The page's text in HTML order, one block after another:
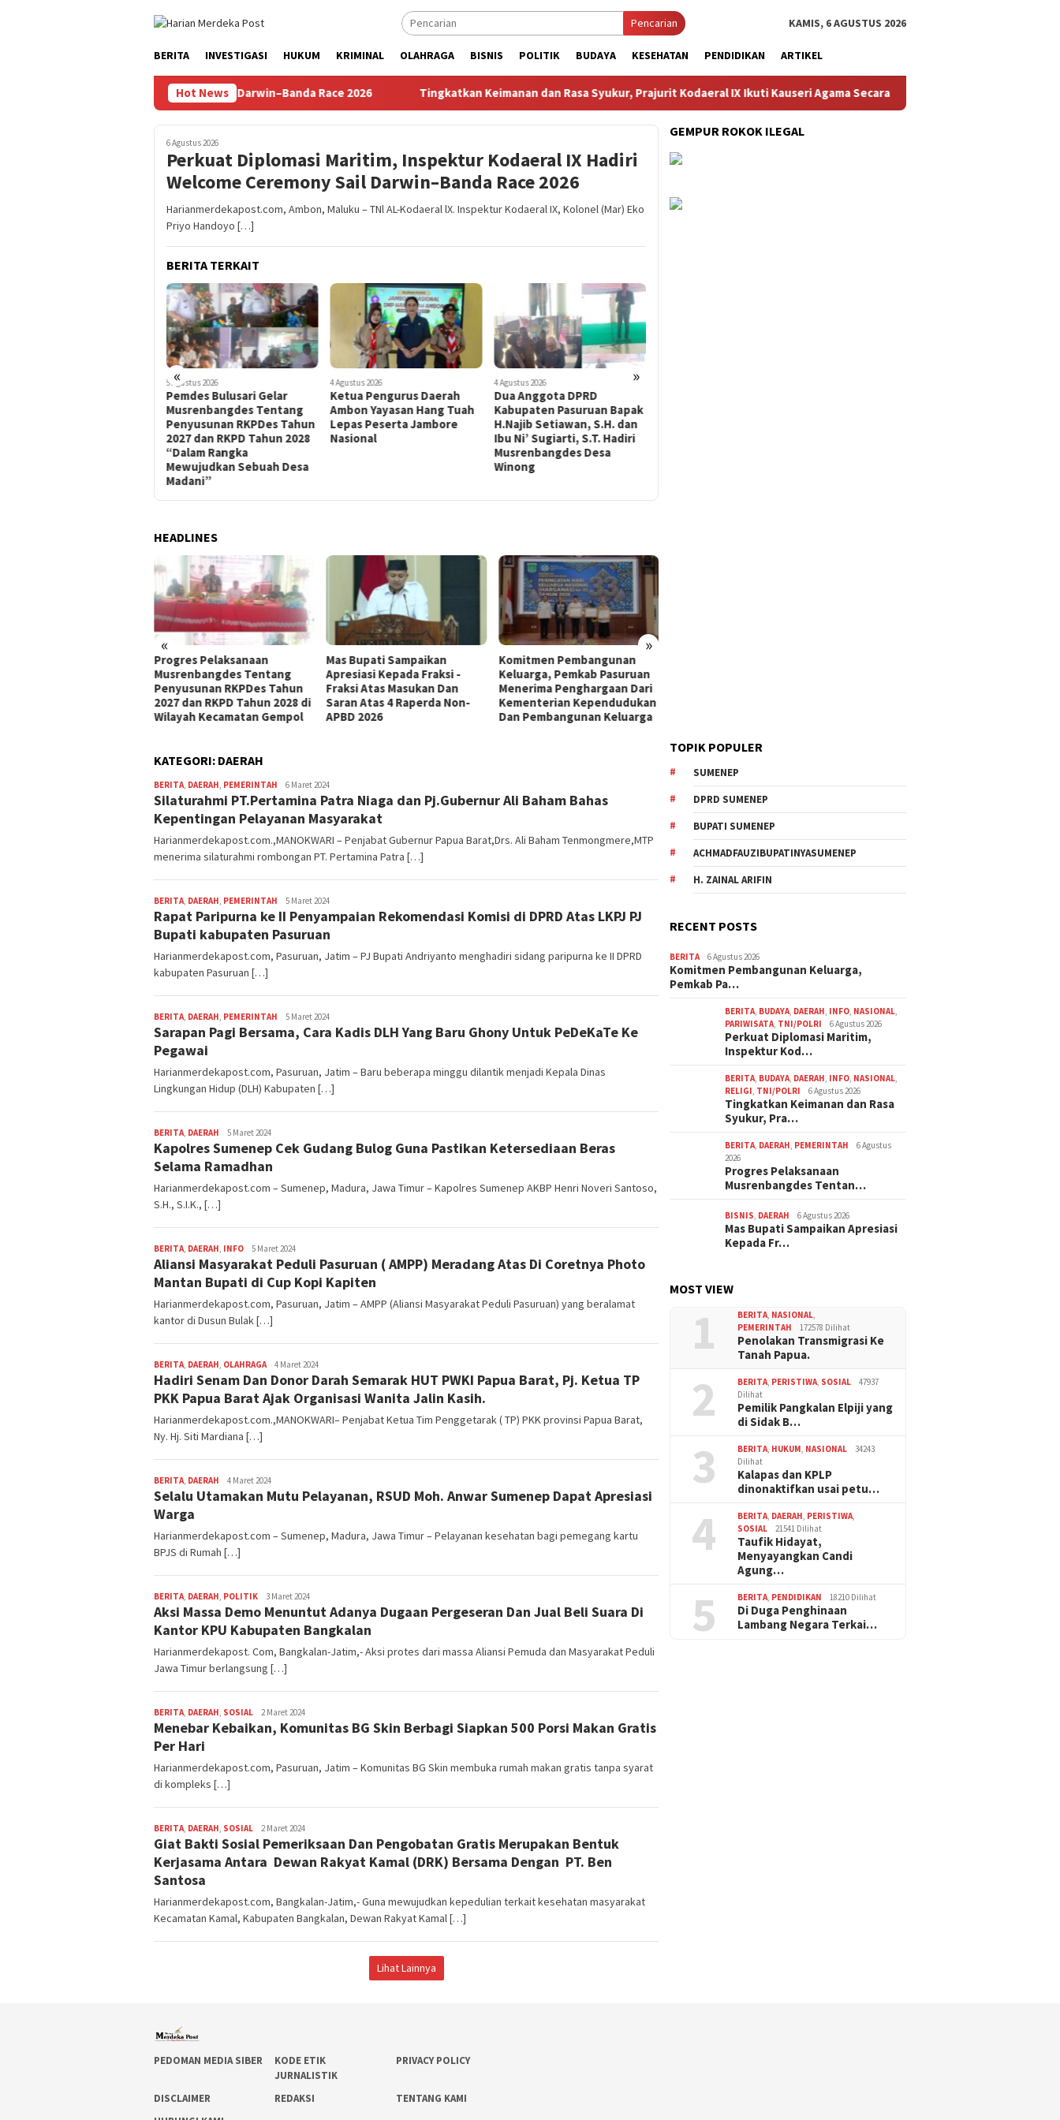
Pencarian KAMIS, 6 AGUSTUS 2026
BERITA INVESTIGASI HUKUM KRIMINAL OLAHRAGA BISNIS POLITIK BUDAYA KESEHATAN PENDIDIKAN ARTIKEL
Hot News
Welcome Ceremony Sail Darwin–Banda Race 2026 Tingkatkan Keimanan dan Rasa Syukur, Prajurit Kodaeral IX Ikuti Kauseri Agama Secara Virtual
6 Agustus 2026
Perkuat Diplomasi Maritim, Inspektur Kodaeral IX Hadiri
Welcome Ceremony Sail Darwin–Banda Race 2026
Harianmerdekapost.com, Ambon, Maluku – TNl AL-Kodaeral lX. Inspektur Kodaeral IX, Kolonel (Mar) Eko
Priyo Handoyo […]
BERITA TERKAIT
« »
5 Agustus 2026
Pemdes Bulusari Gelar
Musrenbangdes Tentang
Penyusunan RKPDes Tahun
2027 dan RKPD Tahun 2028
“Dalam Rangka
Mewujudkan Sebuah Desa
Madani”
4 Agustus 2026
Ketua Pengurus Daerah
Ambon Yayasan Hang Tuah
Lepas Peserta Jambore
Nasional
4 Agustus 2026
Dua Anggota DPRD
Kabupaten Pasuruan Bapak
H.Najib Setiawan, S.H. dan
Ibu Ni’ Sugiarti, S.T. Hadiri
Musrenbangdes Desa
Winong
HEADLINES
« »
Progres Pelaksanaan
Musrenbangdes Tentang
Penyusunan RKPDes Tahun
2027 dan RKPD Tahun 2028 di
Wilayah Kecamatan Gempol
Mas Bupati Sampaikan
Apresiasi Kepada Fraksi -
Fraksi Atas Masukan Dan
Saran Atas 4 Raperda Non-
APBD 2026
Komitmen Pembangunan
Keluarga, Pemkab Pasuruan
Menerima Penghargaan Dari
Kementerian Kependudukan
Dan Pembangunan Keluarga
KATEGORI: DAERAH
BERITA, DAERAH, PEMERINTAH Editor
Fakfak
6 Maret 2024
Silaturahmi PT.Pertamina Patra Niaga dan Pj.Gubernur Ali Baham Bahas
Kepentingan Pelayanan Masyarakat
Harianmerdekapost.com.,MANOKWARI – Penjabat Gubernur Papua Barat,Drs. Ali Baham Tenmongmere,MTP
menerima silaturahmi rombongan PT. Pertamina Patra […]
BERITA, DAERAH, PEMERINTAH Editor
Pasuruan
5 Maret 2024
Rapat Paripurna ke II Penyampaian Rekomendasi Komisi di DPRD Atas LKPJ PJ
Bupati kabupaten Pasuruan
Harianmerdekapost.com, Pasuruan, Jatim – PJ Bupati Andriyanto menghadiri sidang paripurna ke II DPRD
kabupaten Pasuruan […]
BERITA, DAERAH, PEMERINTAH Editor
Pasuruan
5 Maret 2024
Sarapan Pagi Bersama, Cara Kadis DLH Yang Baru Ghony Untuk PeDeKaTe Ke
Pegawai
Harianmerdekapost.com, Pasuruan, Jatim – Baru beberapa minggu dilantik menjadi Kepala Dinas
Lingkungan Hidup (DLH) Kabupaten […]
BERITA, DAERAH Editor
Sumenep
5 Maret 2024
Kapolres Sumenep Cek Gudang Bulog Guna Pastikan Ketersediaan Beras
Selama Ramadhan
Harianmerdekapost.com – Sumenep, Madura, Jawa Timur – Kapolres Sumenep AKBP Henri Noveri Santoso,
S.H., S.I.K., […]
BERITA, DAERAH, INFO Editor
Pasuruan
5 Maret 2024
Aliansi Masyarakat Peduli Pasuruan ( AMPP) Meradang Atas Di Coretnya Photo
Mantan Bupati di Cup Kopi Kapiten
Harianmerdekapost.com, Pasuruan, Jatim – AMPP (Aliansi Masyarakat Peduli Pasuruan) yang beralamat
kantor di Dusun Bulak […]
BERITA, DAERAH, OLAHRAGAEditor
Fakfak
4 Maret 2024
Hadiri Senam Dan Donor Darah Semarak HUT PWKI Papua Barat, Pj. Ketua TP
PKK Papua Barat Ajak Organisasi Wanita Jalin Kasih.
Harianmerdekapost.com.,MANOKWARI– Penjabat Ketua Tim Penggetarak ( TP) PKK provinsi Papua Barat,
Ny. Hj. Siti Mardiana […]
BERITA, DAERAH Editor
Sumenep
4 Maret 2024
Selalu Utamakan Mutu Pelayanan, RSUD Moh. Anwar Sumenep Dapat Apresiasi
Warga
Harianmerdekapost.com – Sumenep, Madura, Jawa Timur – Pelayanan kesehatan bagi pemegang kartu
BPJS di Rumah […]
BERITA, DAERAH, POLITIK Editor
Bangkalan
3 Maret 2024
Aksi Massa Demo Menuntut Adanya Dugaan Pergeseran Dan Jual Beli Suara Di
Kantor KPU Kabupaten Bangkalan
Harianmerdekapost. Com, Bangkalan-Jatim,- Aksi protes dari massa Aliansi Pemuda dan Masyarakat Peduli
Jawa Timur berlangsung […]
BERITA, DAERAH, SOSIAL Editor
Pasuruan
2 Maret 2024
Menebar Kebaikan, Komunitas BG Skin Berbagi Siapkan 500 Porsi Makan Gratis
Per Hari
Harianmerdekapost.com, Pasuruan, Jatim – Komunitas BG Skin membuka rumah makan gratis tanpa syarat
di kompleks […]
BERITA, DAERAH, SOSIAL Editor
Bangkalan
2 Maret 2024
Giat Bakti Sosial Pemeriksaan Dan Pengobatan Gratis Merupakan Bentuk
Kerjasama Antara Dewan Rakyat Kamal (DRK) Bersama Dengan PT. Ben
Santosa
Harianmerdekapost.com, Bangkalan-Jatim,- Guna mewujudkan kepedulian terkait kesehatan masyarakat
Kecamatan Kamal, Kabupaten Bangkalan, Dewan Rakyat Kamal […]
Lihat Lainnya
GEMPUR ROKOK ILEGAL
TOPIK POPULER
SUMENEP
DPRD SUMENEP
BUPATI SUMENEP
ACHMADFAUZIBUPATINYASUMENEP
H. ZAINAL ARIFIN
RECENT POSTS
BERITA 6 Agustus 2026
Komitmen Pembangunan Keluarga,
Pemkab Pa…
BERITA, BUDAYA, DAERAH, INFO, NASIONAL,
PARIWISATA, TNI/POLRI 6 Agustus 2026
Perkuat Diplomasi Maritim,
Inspektur Kod…
BERITA, BUDAYA, DAERAH, INFO, NASIONAL,
RELIGI, TNI/POLRI 6 Agustus 2026
Tingkatkan Keimanan dan Rasa
Syukur, Pra…
BERITA, DAERAH, PEMERINTAH
6 Agustus
2026
Progres Pelaksanaan
Musrenbangdes Tentan…
BISNIS, DAERAH 6 Agustus 2026
Mas Bupati Sampaikan Apresiasi
Kepada Fr…
MOST VIEW
1 BERITA, NASIONAL,
PEMERINTAH
172578 Dilihat
Penolakan Transmigrasi Ke
Tanah Papua.
2 BERITA, PERISTIWA, SOSIAL
47937
Dilihat
Pemilik Pangkalan Elpiji yang
di Sidak B…
3 BERITA, HUKUM, NASIONAL
34243
Dilihat
Kalapas dan KPLP
dinonaktifkan usai petu…
4 BERITA, DAERAH, PERISTIWA,
SOSIAL
21541 Dilihat
Taufik Hidayat,
Menyayangkan Candi
Agung…
5 BERITA, PENDIDIKAN 18210 Dilihat
Di Duga Penghinaan
Lambang Negara Terkai…
PEDOMAN MEDIA SIBER
KODE ETIK
JURNALISTIK
PRIVACY POLICY
DISCLAIMER REDAKSI
TENTANG KAMI